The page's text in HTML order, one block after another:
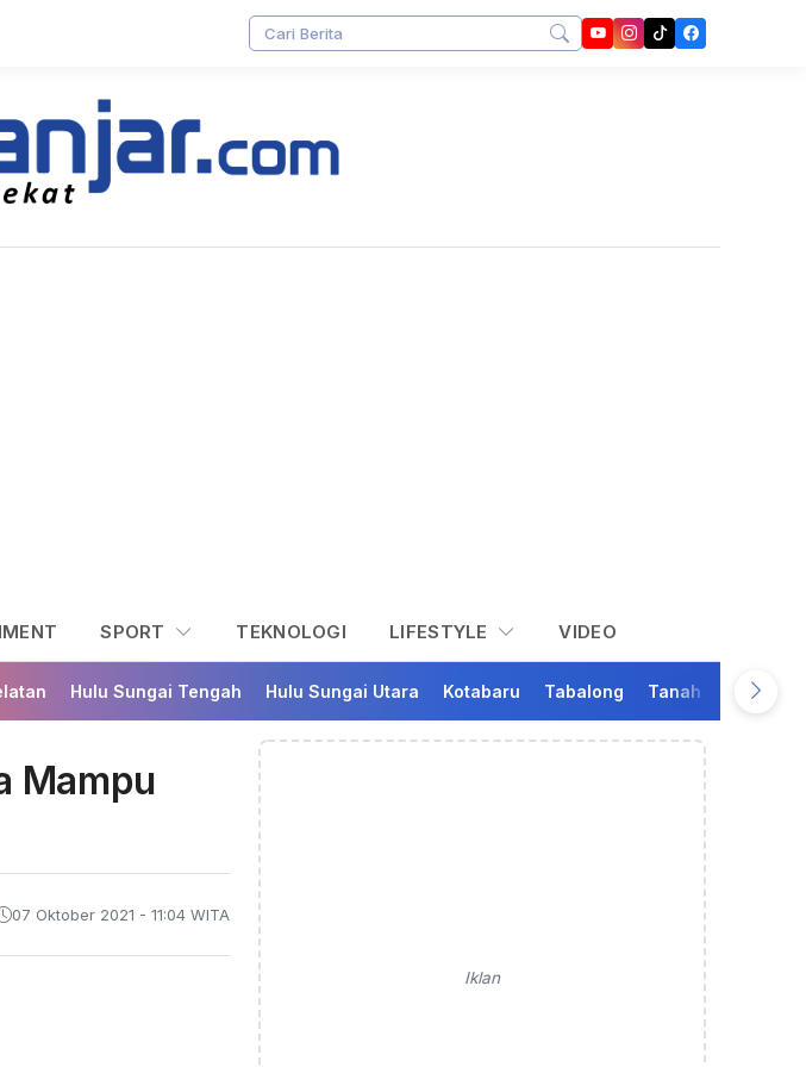
SPORT TEKNOLOGI LIFESTYLE VIDEO
Hulu Sungai Tengah Hulu Sungai Utara Kotabaru Tabalong Tanah Bumbu
Mampu
07 Oktober 2021 - 11:04 WITA
Iklan